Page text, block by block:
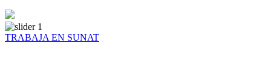
TRABAJA EN SUNAT